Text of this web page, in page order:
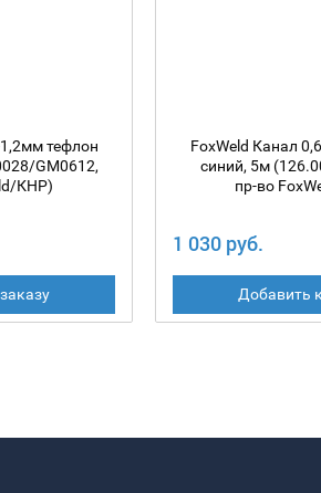
тефлон
GM0612,
КНР)
FoxWeld Канал
синий, 5м
пр-во
1 030 руб.
Добавить